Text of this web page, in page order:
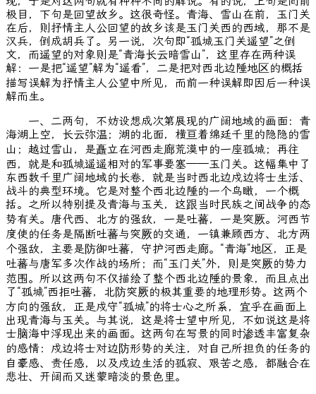
极目，下句是回望故乡。这很奇怪。青海、雪山在前，玉门关
在后，则抒情主人公回望的故乡该是玉门关西的西域，那不是
汉兵，倒成胡兵了。另一说，次句即“孤城玉门关遥望”之倒
文，而遥望的对象则是“青海长云暗雪山”，这里存在两种误
解：一是把“遥望”解为“遥看”，二是把对西北边陲地区的概括
描写误解为抒情主人公望中所见，而前一种误解即因后一种误
解而生。
一、二两句，不妨设想成次第展现的广阔地域的画面：青
海湖上空，长云弥温；湖的北面，横亘着绵廷千里的隐隐的雪
山；越过雪山，是矗立在河西走廊荒漠中的一座孤城；再往
西，就是和孤城遥遥相对的军事要塞——玉门关。这幅集中了
东西数千里广阔地域的长卷，就是当时西北边戍边将士生活、
战斗的典型环境。它是对整个西北边陲的一个鸟瞰，一个概
括。之所以特别提及青海与玉关，这跟当时民族之间战争的态
势有关。唐代西、北方的强敌，一是吐蕃，一是突厥。河西节
度使的任务是隔断吐蕃与突厥的交通，一镇兼顾西方、北方两
个强敌，主要是防御吐蕃，守护河西走廊。“青海”地区，正是
吐蕃与唐军多次作战的场所；而“玉门关”外，则是突厥的势力
范围。所以这两句不仅描绘了整个西北边陲的景象，而且点出
了“孤城”西拒吐蕃，北防突厥的极其重要的地理形势。这两个
方向的强敌，正是戍守“孤城”的将士心之所系，宜乎在画面上
出现青海与玉关。与其说，这是将士望中所见，不如说这是将
士脑海中浮现出来的画面。这两句在写景的同时渗透丰富复杂
的感情：戍边将士对边防形势的关注，对自己所担负的任务的
自豪感、责任感，以及戍边生活的孤寂、艰苦之感，都融合在
悲壮、开阔而又迷蒙暗淡的景色里。